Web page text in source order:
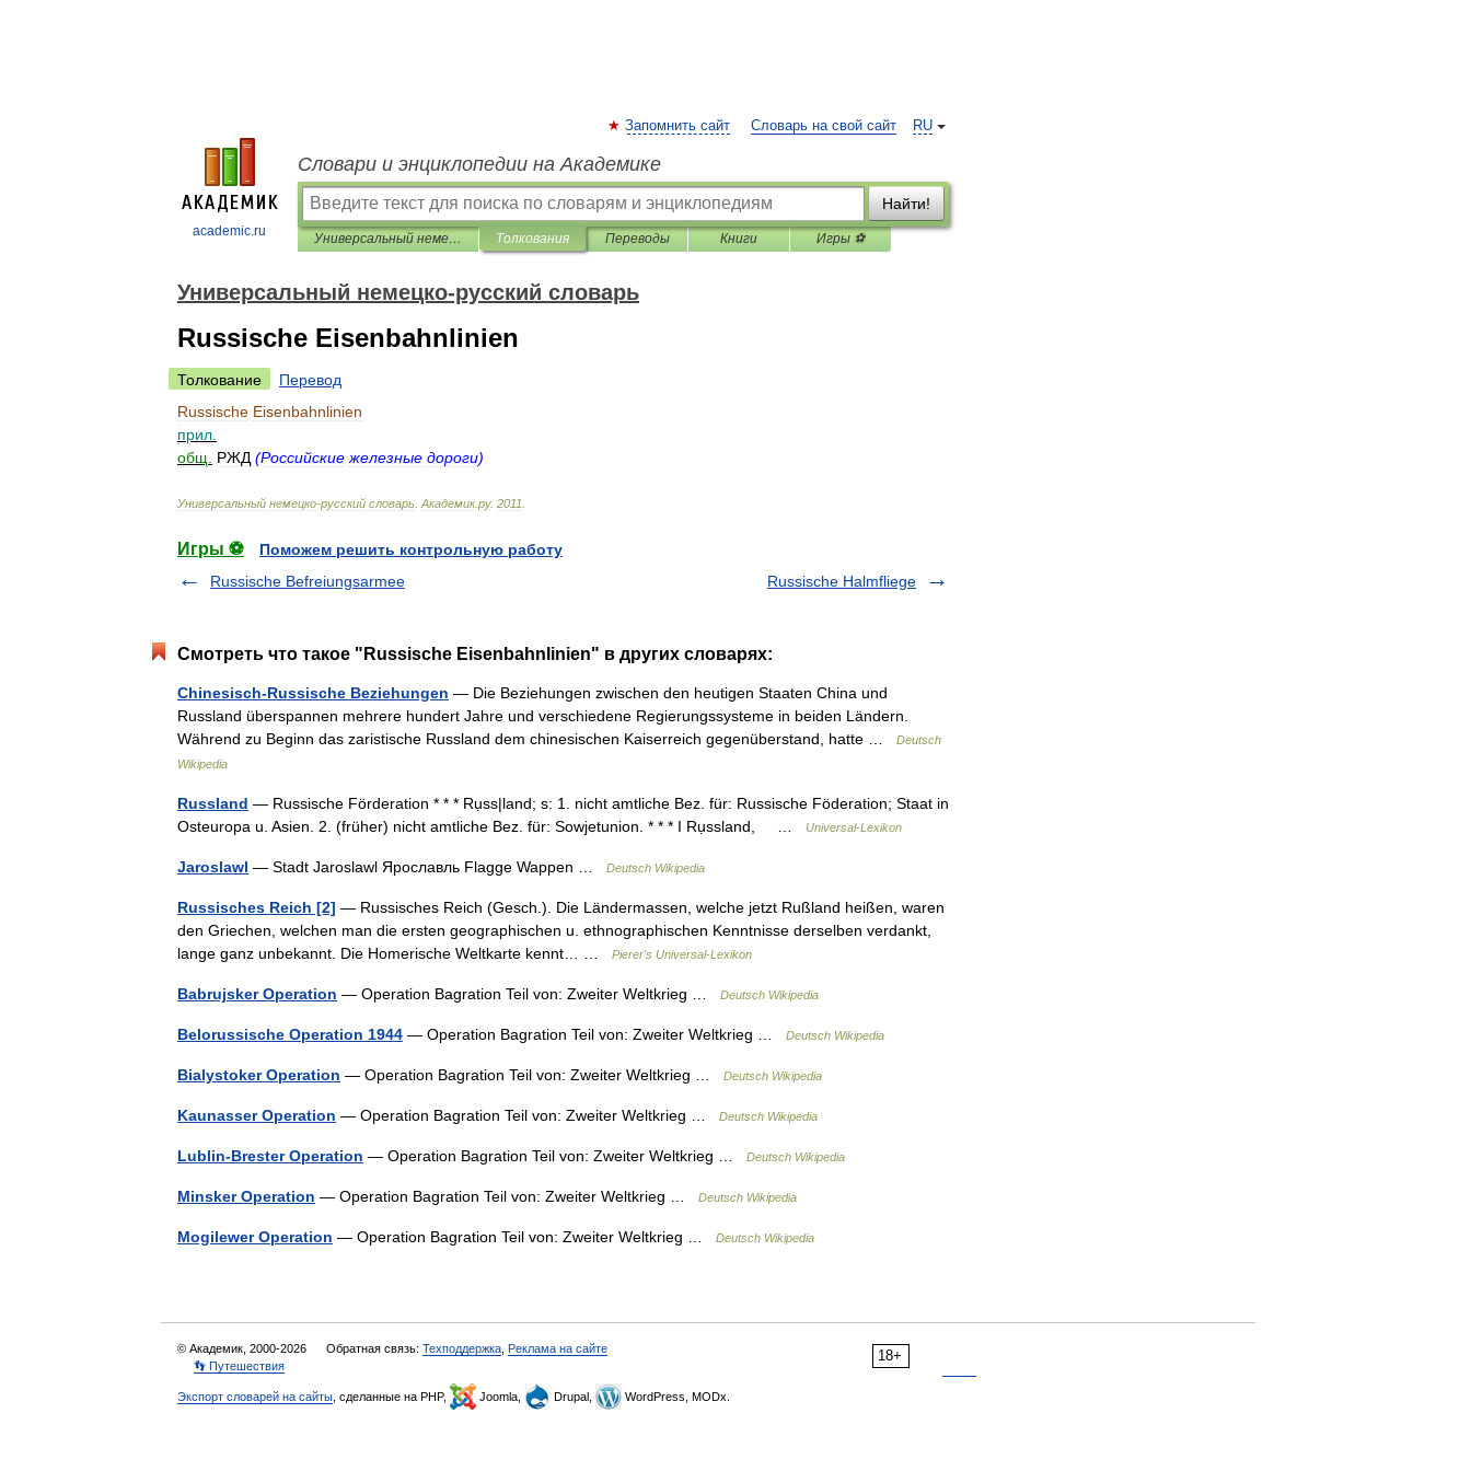
academic.ru
RU
Запомнить сайт Словарь на свой сайт
Словари и энциклопедии на Академике
Найти!
Универсальный немецко-русский словарь Толкования Переводы Книги Игры ⚽
Универсальный немецко-русский словарь
Russische Eisenbahnlinien
Толкование
Перевод
Russische Eisenbahnlinien
прил
общ
РЖД (Российские железные дороги)
Универсальный немецко-русский словарь Академик.ру. 2011
Игры ⚽
Поможем решить контрольную работу
Russische Befreiungsarmee
Russische Halmfliege
Смотреть что такое "Russische Eisenbahnlinien" в других словарях:
Chinesisch-Russische Beziehungen — Die Beziehungen zwischen den heutigen Staaten China und
Russland überspannen mehrere hundert Jahre und verschiedene Regierungssysteme in beiden Ländern.
Während zu Beginn das zaristische Russland dem chinesischen Kaiserreich gegenüberstand, hatte …
Deutsch
Wikipedia
Russland — Russische Förderation * * * Rụss|land; s: 1. nicht amtliche Bez. für: Russische Föderation; Staat in
Osteuropa u. Asien. 2. (früher) nicht amtliche Bez. für: Sowjetunion. * * * I Rụssland, …
Universal-Lexikon
Jaroslawl — Stadt Jaroslawl Ярославль Flagge Wappen … Deutsch Wikipedia
Russisches Reich [2] — Russisches Reich (Gesch.). Die Ländermassen, welche jetzt Rußland heißen, waren
den Griechen, welchen man die ersten geographischen u. ethnographischen Kenntnisse derselben verdankt,
lange ganz unbekannt. Die Homerische Weltkarte kennt… …
Pierer's Universal-Lexikon
Babrujsker Operation — Operation Bagration Teil von: Zweiter Weltkrieg … Deutsch Wikipedia
Belorussische Operation 1944 — Operation Bagration Teil von: Zweiter Weltkrieg … Deutsch Wikipedia
Bialystoker Operation — Operation Bagration Teil von: Zweiter Weltkrieg … Deutsch Wikipedia
Kaunasser Operation — Operation Bagration Teil von: Zweiter Weltkrieg … Deutsch Wikipedia
Lublin-Brester Operation — Operation Bagration Teil von: Zweiter Weltkrieg … Deutsch Wikipedia
Minsker Operation — Operation Bagration Teil von: Zweiter Weltkrieg … Deutsch Wikipedia
Mogilewer Operation — Operation Bagration Teil von: Zweiter Weltkrieg … Deutsch Wikipedia
18+
© Академик, 2000-2026 Обратная связь: Техподдержка Реклама на сайте
👣 Путешествия
Экспорт словарей на сайты , сделанные на PHP, Joomla, Drupal, WordPress, MODx.